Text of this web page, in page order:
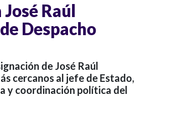
Raúl
Despacho
de José Raúl
cercanos al jefe de Estado,
y coordinación política del